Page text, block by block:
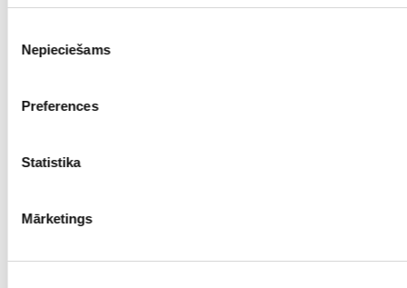
izvēle
Nepieciešams
Preferences
Statistika
Mārketings
SlimBox MONACO 172